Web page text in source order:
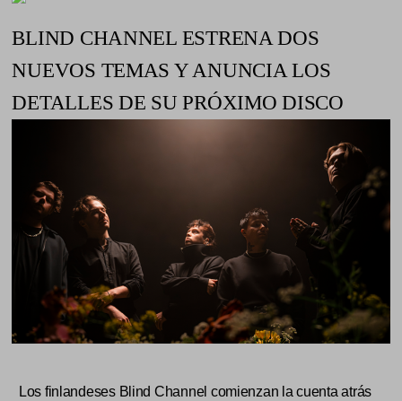
BLIND CHANNEL ESTRENA DOS
NUEVOS TEMAS Y ANUNCIA LOS
DETALLES DE SU PRÓXIMO DISCO
Los finlandeses Blind Channel comienzan la cuenta atrás